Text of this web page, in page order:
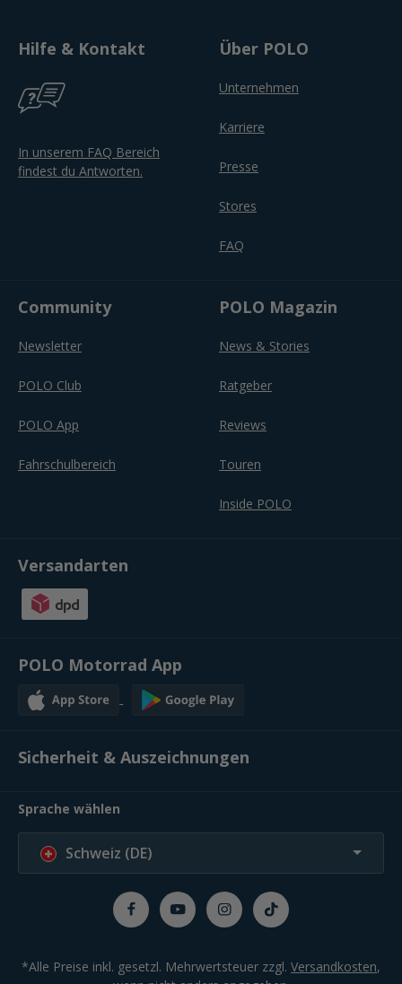
Hilfe & Kontakt
In unserem FAQ Bereich
findest du Antworten.
Über POLO
Unternehmen
Karriere
Presse
Stores
FAQ
Community
Newsletter
POLO Club
POLO App
Fahrschulbereich
POLO Magazin
News & Stories
Ratgeber
Reviews
Touren
Inside POLO
Versandarten
POLO Motorrad App
Sicherheit & Auszeichnungen
Sprache wählen
Schweiz (DE)
*Alle Preise inkl. gesetzl. Mehrwertsteuer zzgl. Versandkosten,